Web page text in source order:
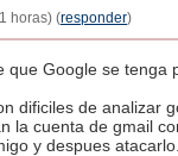
horas) (responder)
Google se
dificiles de analizar
la cuenta de gmail
y despues atacarlo.